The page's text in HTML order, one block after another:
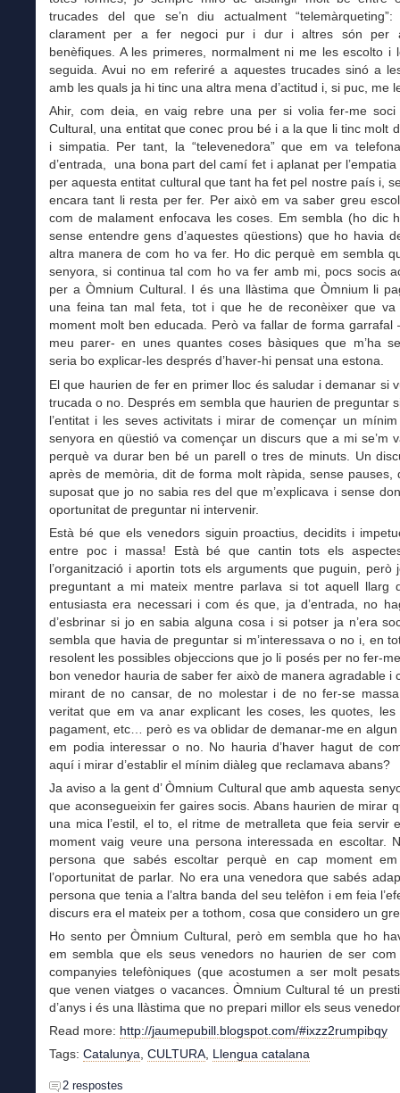
trucades del que se’n diu actualment
clarament per a fer negoci pur i dur i altres són per
benèfiques. A les primeres, normalment ni me les escolto i
seguida. Avui no em referiré a aquestes trucades sinó a
amb les quals ja hi tinc una altra mena d’actitud i, si puc, me
Ahir, com deia, en vaig rebre una per si volia fer-me soci
Cultural, una entitat que conec prou bé i a la que li tinc molt
i simpatia. Per tant, la “televenedora” que em va
d’entrada, una bona part del camí fet i aplanat per
per aquesta entitat cultural que tant ha fet pel nostre país i,
encara tant li resta per fer. Per això em va saber greu
com de malament enfocava les coses. Em sembla (ho dic
sense entendre gens d’aquestes qüestions) que ho havia
altra manera de com ho va fer. Ho dic perquè em sembla
senyora, si continua tal com ho va fer amb mi, pocs socis
per a Òmnium Cultural. I és una llàstima que Òmnium li
una feina tan mal feta, tot i que he de reconèixer que
moment molt ben educada. Però va fallar de forma garrafal
meu parer- en unes quantes coses bàsiques que m’ha
seria bo explicar-les després d’haver-hi pensat una estona.
El que haurien de fer en primer lloc és saludar i demanar si
trucada o no. Després em sembla que haurien de preguntar
l’entitat i les seves activitats i mirar de començar un
senyora en qüestió va començar un discurs que a mi se’m
perquè va durar ben bé un parell o tres de minuts. Un
après de memòria, dit de forma molt ràpida, sense pauses,
suposat que jo no sabia res del que m’explicava i sense
oportunitat de preguntar ni intervenir.
Està bé que els venedors siguin proactius, decidits i
entre poc i massa! Està bé que cantin tots els
l’organització i aportin tots els arguments que puguin, però
preguntant a mi mateix mentre parlava si tot aquell llarg
entusiasta era necessari i com és que, ja d’entrada, no
d’esbrinar si jo en sabia alguna cosa i si potser ja n’era
sembla que havia de preguntar si m’interessava o no i, en
resolent les possibles objeccions que jo li posés per no fer-
bon venedor hauria de saber fer això de manera agradable i
mirant de no cansar, de no molestar i de no fer-se
veritat que em va anar explicant les coses, les quotes, les
pagament, etc… però es va oblidar de demanar-me en algun
em podia interessar o no. No hauria d’haver hagut de
aquí i mirar d’establir el mínim diàleg que reclamava abans?
Ja aviso a la gent d’ Òmnium Cultural que amb aquesta
que aconsegueixin fer gaires socis. Abans haurien de mirar
una mica l’estil, el to, el ritme de metralleta que feia servir
moment vaig veure una persona interessada en escoltar.
persona que sabés escoltar perquè en cap moment
l’oportunitat de parlar. No era una venedora que sabés
persona que tenia a l’altra banda del seu telèfon i em feia
discurs era el mateix per a tothom, cosa que considero un
Ho sento per Òmnium Cultural, però em sembla que ho
em sembla que els seus venedors no haurien de ser
companyies telefòniques (que acostumen a ser molt
que venen viatges o vacances. Òmnium Cultural té un
d’anys i és una llàstima que no prepari millor els seus
Read more: http://jaumepubill.blogspot.com/#ixzz2rumpibqy
Tags: Catalunya CULTURA Llengua catalana
2 respostes